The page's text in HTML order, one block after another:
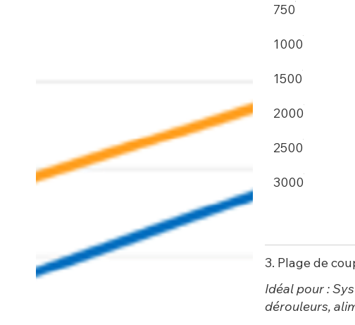
750
1000
1500
2000
2500
3000
3. Plage de
Idéal pour :
dérouleurs,